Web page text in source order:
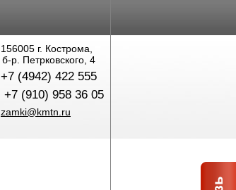
156005 г. Кострома,
б-р. Петрковского, 4
+7 (4942) 422 555
+7 (910) 958 36 05
zamki@kmtn.ru